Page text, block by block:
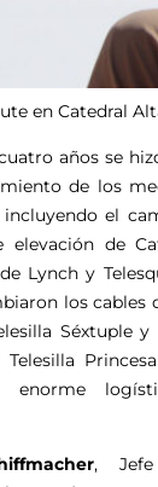
en Catedral
años se
de los
el
elevación de
Lynch y
los cables
Séxtuple
Telesilla
enorme
,